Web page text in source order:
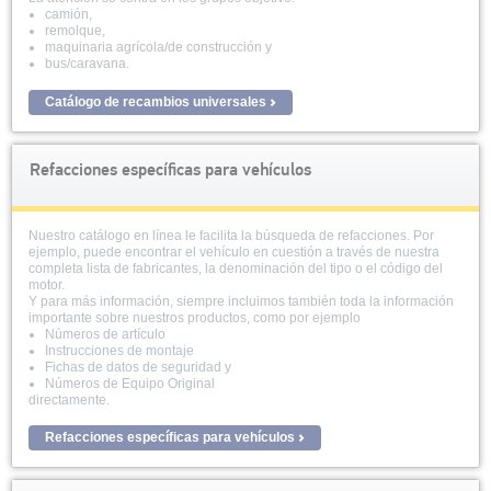
camión,
remolque,
maquinaria agrícola/de construcción y
bus/caravana.
Catálogo de recambios universales
Refacciones específicas para vehículos
Nuestro catálogo en línea le facilita la búsqueda de refacciones. Por
ejemplo, puede encontrar el vehículo en cuestión a través de nuestra
completa lista de fabricantes, la denominación del tipo o el código del
motor.
Y para más información, siempre incluimos también toda la información
importante sobre nuestros productos, como por ejemplo
Números de artículo
Instrucciones de montaje
Fichas de datos de seguridad y
Números de Equipo Original
directamente.
Refacciones específicas para vehículos